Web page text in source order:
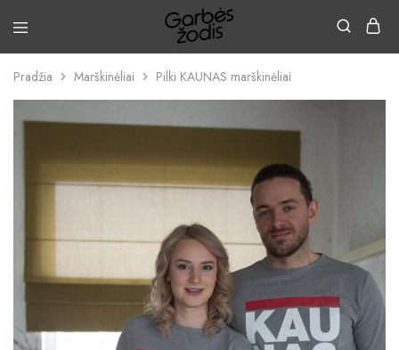
Pradžia Marškinėliai Pilki KAUNAS marškinėliai